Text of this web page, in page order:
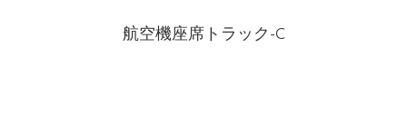
航空機座席トラック-C